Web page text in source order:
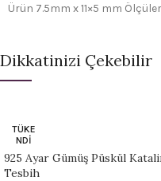
Ürün 7.5mm x 11×5 mm
Dikkatinizi Çekebilir
TÜKE
NDI
925 Ayar Gümüş Püskül
Tesbih